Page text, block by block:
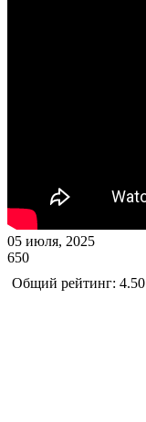
05 июля, 2025
650
Общий рейтинг: 4.50